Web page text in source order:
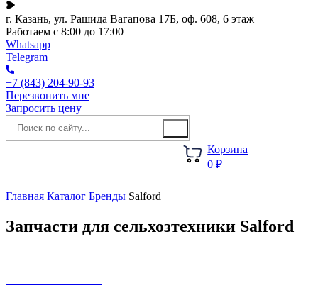
г. Казань, ул. Рашида Вагапова 17Б, оф. 608, 6 этаж
Работаем с 8:00 до 17:00
Whatsapp
Telegram
+7 (843) 204-90-93
Перезвонить мне
Запросить цену
Корзина
0 ₽
Главная Каталог Бренды Salford
Запчасти для сельхозтехники Salford